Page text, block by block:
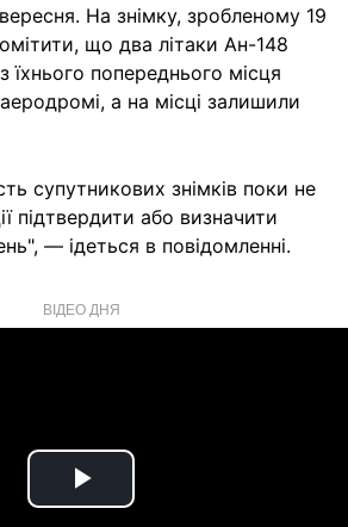
На знімку, зробленому 19
що два літаки Ан-148
їхнього попереднього місця
а на місці залишили
супутникових знімків поки не
підтвердити або визначити
— ідеться в повідомленні.
ВІДЕО ДНЯ
Play